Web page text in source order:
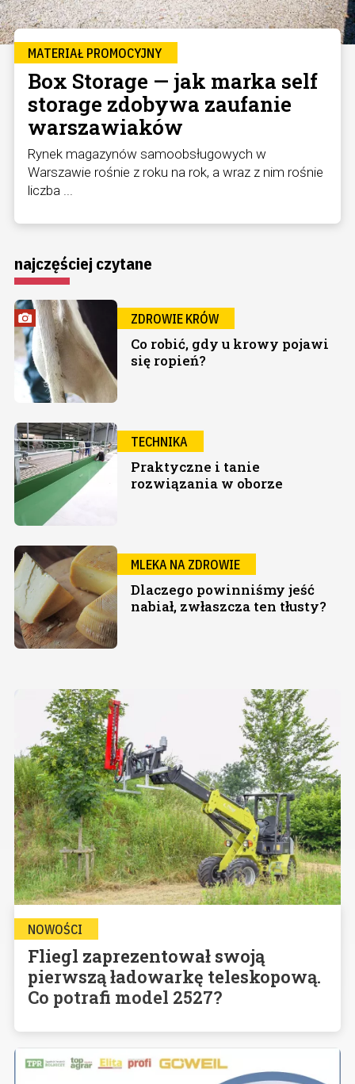
MATERIAŁ PROMOCYJNY
Box Storage — jak marka self
storage zdobywa zaufanie
warszawiaków
Rynek magazynów samoobsługowych w
Warszawie rośnie z roku na rok, a wraz z nim rośnie
liczba ...
najczęściej czytane
ZDROWIE KRÓW
Co robić, gdy u krowy pojawi
się ropień?
TECHNIKA
Praktyczne i tanie
rozwiązania w oborze
MLEKA NA ZDROWIE
Dlaczego powinniśmy jeść
nabiał, zwłaszcza ten tłusty?
NOWOŚCI
Fliegl zaprezentował swoją
pierwszą ładowarkę teleskopową.
Co potrafi model 2527?